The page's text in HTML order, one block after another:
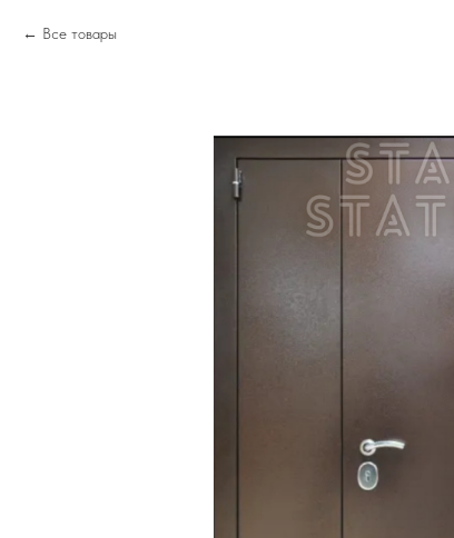
Все товары